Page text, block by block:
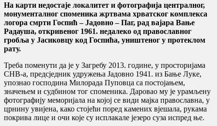
На карти недостаје локалитет и фотографија централног,
монументалног споменика жртвама хрватског комплекса
логора смрти Госпић – Јадовно – Паг, рад вајара Вање
Радауша, откривеног 1961. недалеко од православног
гробља у Јасиковцу код Госпића, уништеног у протеклом
рату.
Треба поменути да је у Загребу 2013. године, у просторијама
СНВ-а, предсједник удружења Јадовно 1941. из Бање Луке,
упознао господина Милорада Пуповца са постојањем,
значењем и судбином тог споменика. Даровао му је урамљену
фотографију меморијала на којој се види мајка православна, у
црнину увијена, како стојећи поред камених вјешала, рукама
покрива лице и очи које су исплакале језеро суза испред ње.